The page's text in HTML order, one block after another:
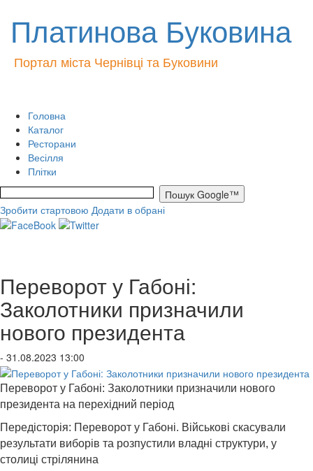
Платинова Буковина
Портал міста Чернівці та Буковини
Головна
Каталог
Ресторани
Весілля
Плітки
Зробити стартовою Додати в обрані
Переворот у Габоні:
Заколотники призначили
нового президента
- 31.08.2023 13:00
Переворот у Габоні: Заколотники призначили нового
президента на перехідний період
Передісторія: Переворот у Габоні. Військові скасували
результати виборів та розпустили владні структури, у
столиці стрілянина